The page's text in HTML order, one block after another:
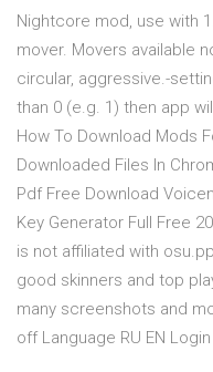
Nightcore mod, use with
mover. Movers available
circular, aggressive.-
than 0 (e.g. 1) then app
How To Download Mods
Downloaded Files In
Pdf Free Download
Key Generator Full Free
is not affiliated with
good skinners and top
many screenshots and
off Language RU EN Login